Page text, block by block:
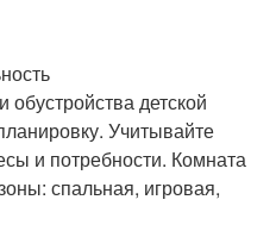
детской
Учитывайте
и потребности. Комната
спальная, игровая,